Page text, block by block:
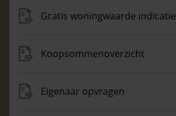
Gratis woningwaarde indicatie
Koopsommenoverzicht
Eigenaar opvragen